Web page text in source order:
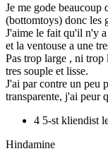
Je me gode beaucoup
(bottomtoys) donc les
J'aime le fait qu'il n'y
et la ventouse a une
Pas trop large , ni
tres souple et lisse.
J'ai par contre un peu
transparente, j'ai peur
4 5-st kliendist
Hindamine